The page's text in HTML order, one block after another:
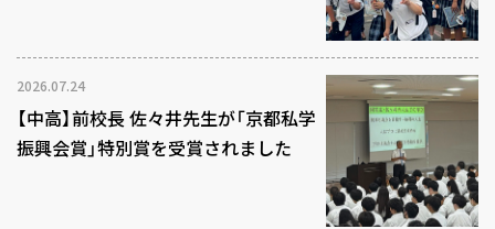
2026.07.24
【中高】前校長 佐々井先生が「京都私学
振興会賞」特別賞を受賞されました